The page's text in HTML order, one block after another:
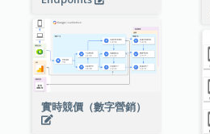
實時競價（數字營銷）